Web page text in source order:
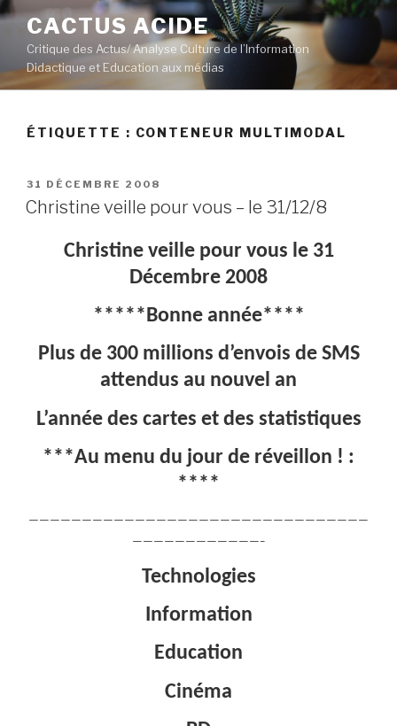
Aller
contenu
principal
CACTUS ACIDE
Critique des Actus/ Analyse Culture de l’Information
Didactique et Education aux médias
ÉTIQUETTE : CONTENEUR MULTIMODAL
PUBLIÉ
LE
31 DÉCEMBRE 2008
Christine veille pour vous – le 31/12/8
Christine veille pour vous le 31
Décembre 2008
*****Bonne année****
Plus de 300 millions d’envois de SMS
attendus au nouvel an
L’année des cartes et des statistiques
***Au menu du jour de réveillon ! :
****
————————————————————————————————
————————————–
Technologies
Information
Education
Cinéma